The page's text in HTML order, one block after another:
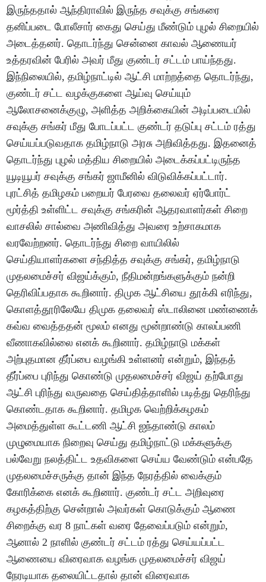
இருந்ததால் ஆந்திராவில் இருந்த சவுக்கு சங்கரை
தனிப்படை போலீசார் கைது செய்து மீண்டும் புழல் சிறையில்
அடைத்தனர். தொடர்ந்து சென்னை காவல் ஆணையர்
உத்தரவின் பேரில் அவர் மீது குண்டர் சட்டம் பாய்ந்தது.
இந்நிலையில், தமிழ்நாட்டில் ஆட்சி மாற்றத்தை தொடர்ந்து,
குண்டர் சட்ட வழக்குகளை ஆய்வு செய்யும்
ஆலோசனைக்குழு, அளித்த அறிக்கையின் அடிப்படையில்
சவுக்கு சங்கர் மீது போடப்பட்ட குண்டர் தடுப்பு சட்டம் ரத்து
செய்யப்படுவதாக தமிழ்நாடு அரசு அறிவித்தது. இதனைத்
தொடர்ந்து புழல் மத்திய சிறையில் அடைக்கப்பட்டிருந்த
யூடியூபர் சவுக்கு சங்கர் ஜாமீனில் விடுவிக்கப்பட்டார்.
புரட்சித் தமிழகம் பறையர் பேரவை தலைவர் ஏர்போர்ட்
மூர்த்தி உள்ளிட்ட சவுக்கு சங்கரின் ஆதரவாளர்கள் சிறை
வாசலில் சால்வை அணிவித்து அவரை உற்சாகமாக
வரவேற்றனர். தொடர்ந்து சிறை வாயிலில்
செய்தியாளர்களை சந்தித்த சவுக்கு சங்கர், தமிழ்நாடு
முதலமைச்சர் விஜய்க்கும், நீதிமன்றங்களுக்கும் நன்றி
தெரிவிப்பதாக கூறினார். திமுக ஆட்சியை தூக்கி எரிந்து,
கொளத்தூரிலேயே திமுக தலைவர் ஸ்டாலினை மண்ணைக்
கவ்வ வைத்ததன் மூலம் எனது மூன்றாண்டு காலப்பணி
வீணாகவில்லை எனக் கூறினார். தமிழ்நாடு மக்கள்
அற்புதமான தீர்ப்பை வழங்கி உள்ளனர் என்றும், இந்தத்
தீர்ப்பை புரிந்து கொண்டு முதலமைச்சர் விஜய் தற்போது
ஆட்சி புரிந்து வருவதை செய்தித்தாளில் படித்து தெரிந்து
கொண்டதாக கூறினார். தமிழக வெற்றிக்கழகம்
அமைத்துள்ள கூட்டணி ஆட்சி ஐந்தாண்டு காலம்
முழுமையாக நிறைவு செய்து தமிழ்நாட்டு மக்களுக்கு
பல்வேறு நலத்திட்ட உதவிகளை செய்ய வேண்டும் என்பதே
முதலமைச்சருக்கு தான் இந்த நேரத்தில் வைக்கும்
கோரிக்கை எனக் கூறினார். குண்டர் சட்ட அறிவுரை
கழகத்திற்கு சென்றால் அவர்கள் கொடுக்கும் ஆணை
சிறைக்கு வர 8 நாட்கள் வரை தேவைப்படும் என்றும்,
ஆனால் 2 நாளில் குண்டர் சட்டம் ரத்து செய்யப்பட்ட
ஆணையை விரைவாக வழங்க முதலமைச்சர் விஜய்
நேரடியாக தலையிட்டதால் தான் விரைவாக